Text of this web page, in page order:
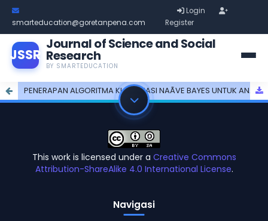
smarteducation@goretanpena.com
Login
Register
JSSR
Journal of Science and Social
Research
BY SMARTEDUCATION
PENERAPAN ALGORITMA KLASIFIKASI NAÃVE BAYES UNTUK ANALISIS SENTIMEN TENTANG PEMINDAHAN IBU KOTA NEGARA
This work is licensed under a Creative Commons
Attribution-ShareAlike 4.0 International License.
Navigasi